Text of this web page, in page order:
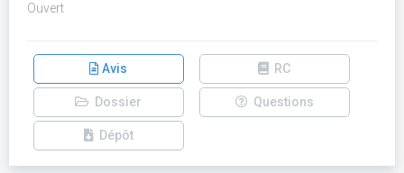
Ouvert
Avis RC
Dossier Questions
Dépôt